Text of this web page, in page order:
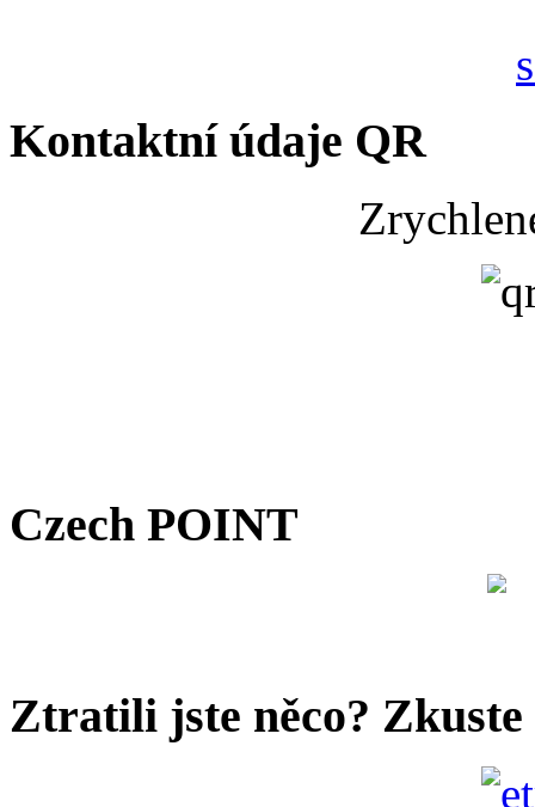
Kontaktní údaje QR
Czech POINT
Ztratili jste něco? Zkuste